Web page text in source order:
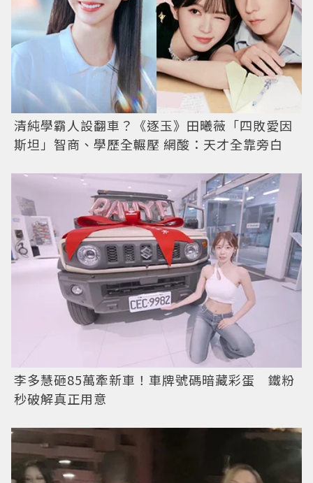
清純學霸人設翻車？《逐玉》田曦薇「四敗愛因
斯坦」智商、學歷全輾壓 網酸：天才全靠旁白
李多慧砸85萬牽新車！車牌號碼暗藏彩蛋 鐵粉
秒破解真正用意